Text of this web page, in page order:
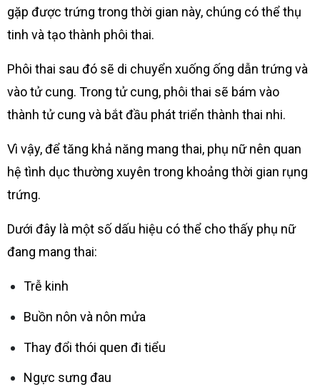
gặp được trứng trong thời gian này, chúng có thể thụ
tinh và tạo thành phôi thai.
Phôi thai sau đó sẽ di chuyển xuống ống dẫn trứng và
vào tử cung. Trong tử cung, phôi thai sẽ bám vào
thành tử cung và bắt đầu phát triển thành thai nhi.
Vì vậy, để tăng khả năng mang thai, phụ nữ nên quan
hệ tình dục thường xuyên trong khoảng thời gian rụng
trứng.
Dưới đây là một số dấu hiệu có thể cho thấy phụ nữ
đang mang thai:
Trễ kinh
Buồn nôn và nôn mửa
Thay đổi thói quen đi tiểu
Ngực sưng đau